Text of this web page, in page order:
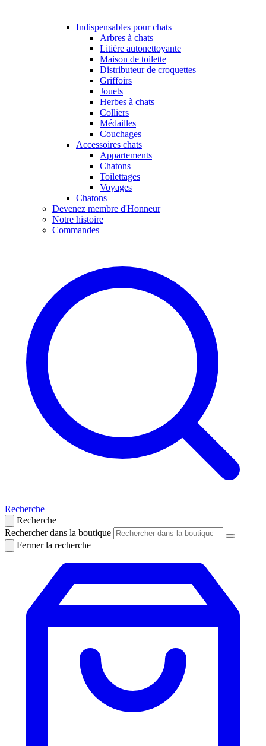
Indispensables pour chats
Arbres à chats
Litière autonettoyante
Maison de toilette
Distributeur de croquettes
Griffoirs
Jouets
Herbes à chats
Colliers
Médailles
Couchages
Accessoires chats
Appartements
Chatons
Toilettages
Voyages
Chatons
Devenez membre d'Honneur
Notre histoire
Commandes
Recherche
Recherche
Rechercher dans la boutique
Fermer la recherche